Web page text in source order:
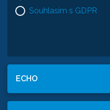
Souhlasím s GDPR
ECHO